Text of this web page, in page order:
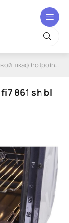
ariston fi7 861 sh bl ha (57 фото)
861 sh bl